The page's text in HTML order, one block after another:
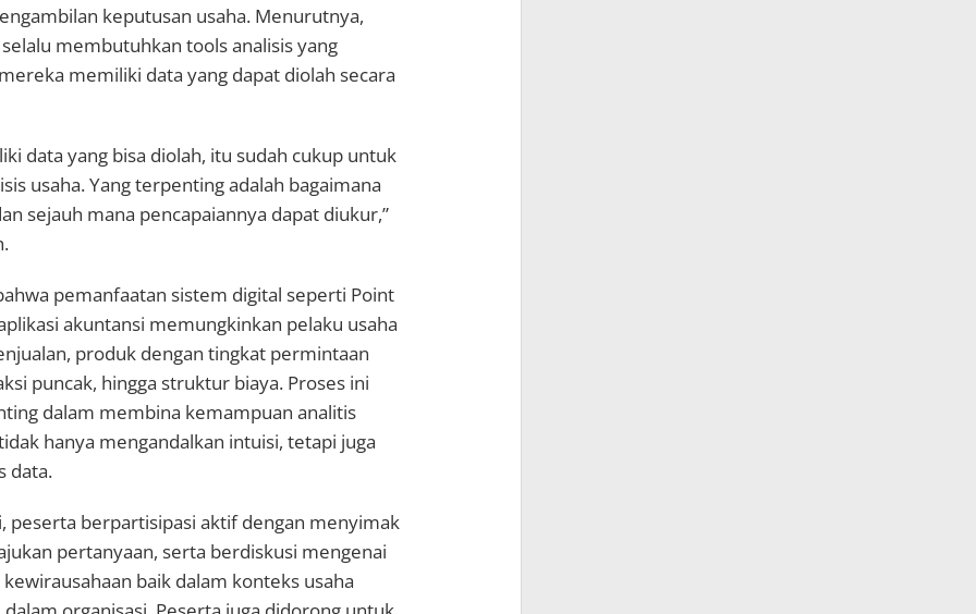
keputusan usaha. Menurutnya,
membutuhkan tools analisis yang
memiliki data yang dapat diolah secara
data yang bisa diolah, itu sudah cukup untuk
usaha. Yang terpenting adalah bagaimana
sejauh mana pencapaiannya dapat diukur,”
pemanfaatan sistem digital seperti Point
akuntansi memungkinkan pelaku usaha
produk dengan tingkat permintaan
puncak, hingga struktur biaya. Proses ini
dalam membina kemampuan analitis
hanya mengandalkan intuisi, tetapi juga
data.
peserta berpartisipasi aktif dengan menyimak
pertanyaan, serta berdiskusi mengenai
baik dalam konteks usaha